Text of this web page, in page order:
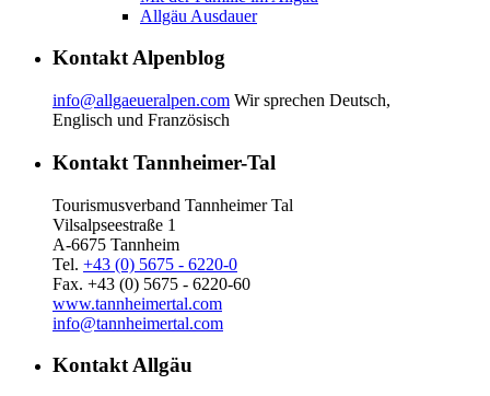
Allgäu Ausdauer
Kontakt Alpenblog
info@allgaeueralpen.com Wir sprechen Deutsch,
Englisch und Französisch
Kontakt Tannheimer-Tal
Tourismusverband Tannheimer Tal
Vilsalpseestraße 1
A-6675 Tannheim
Tel. +43 (0) 5675 - 6220-0
Fax. +43 (0) 5675 - 6220-60
www.tannheimertal.com
info@tannheimertal.com
Kontakt Allgäu